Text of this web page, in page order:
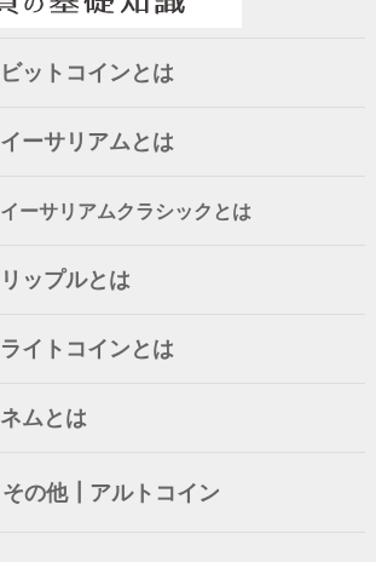
ビットコインとは
イーサリアムとは
イーサリアムクラシックとは
リップルとは
ライトコインとは
ネムとは
その他┃アルトコイン